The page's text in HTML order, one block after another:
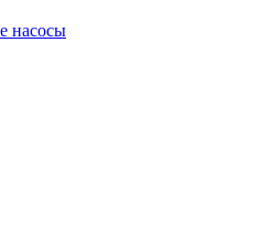
насосы